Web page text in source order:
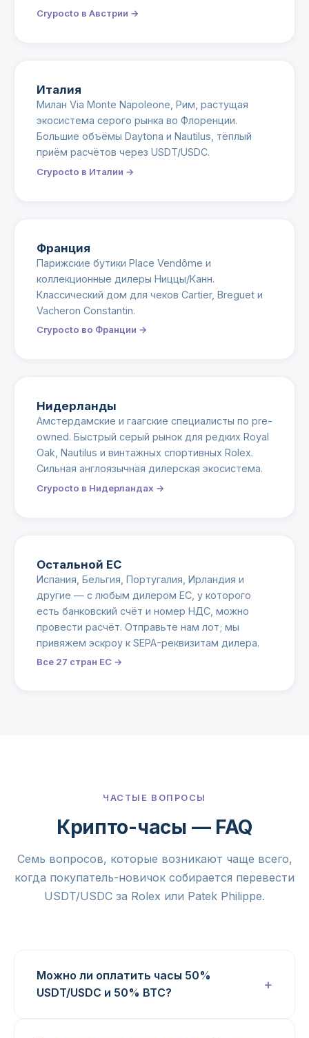
Crypocto в Австрии →
Италия
Милан Via Monte Napoleone, Рим, растущая
экосистема серого рынка во Флоренции.
Большие объёмы Daytona и Nautilus, тёплый
приём расчётов через USDT/USDC.
Crypocto в Италии →
Франция
Парижские бутики Place Vendôme и
коллекционные дилеры Ниццы/Канн.
Классический дом для чеков Cartier, Breguet и
Vacheron Constantin.
Crypocto во Франции →
Нидерланды
Амстердамские и гаагские специалисты по pre-
owned. Быстрый серый рынок для редких Royal
Oak, Nautilus и винтажных спортивных Rolex.
Сильная англоязычная дилерская экосистема.
Crypocto в Нидерландах →
Остальной ЕС
Испания, Бельгия, Португалия, Ирландия и
другие — с любым дилером ЕС, у которого
есть банковский счёт и номер НДС, можно
провести расчёт. Отправьте нам лот; мы
привяжем эскроу к SEPA-реквизитам дилера.
Все 27 стран ЕС →
ЧАСТЫЕ ВОПРОСЫ
Крипто-часы — FAQ
Семь вопросов, которые возникают чаще всего,
когда покупатель-новичок собирается перевести
USDT/USDC за Rolex или Patek Philippe.
Можно ли оплатить часы 50%
USDT/USDC и 50% BTC?